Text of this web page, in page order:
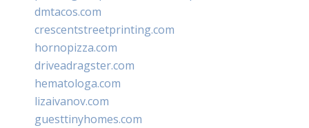
dmtacos.com
crescentstreetprinting.com
hornopizza.com
driveadragster.com
hematologa.com
lizaivanov.com
guesttinyhomes.com